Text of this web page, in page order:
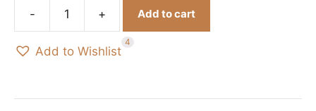
-
Mukhi
Rudraksh
+ Add to cart
Add to Wishlist
4